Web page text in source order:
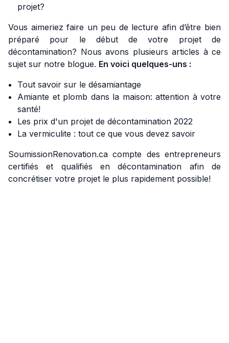
projet?
Vous aimeriez faire un peu de lecture afin d’être bien
préparé pour le début de votre projet de
décontamination? Nous avons plusieurs articles à ce
sujet sur notre blogue. En voici quelques-uns :
Tout savoir sur le désamiantage
Amiante et plomb dans la maison: attention à votre
santé!
Les prix d'un projet de décontamination 2022
La vermiculite : tout ce que vous devez savoir
SoumissionRenovation.ca compte des entrepreneurs
certifiés et qualifiés en décontamination afin de
concrétiser votre projet le plus rapidement possible!